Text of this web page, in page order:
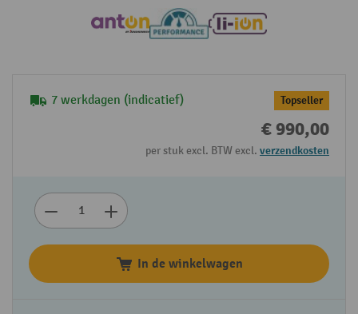
7 werkdagen (indicatief) Topseller
€ 990,00
per stuk excl. BTW excl. verzendkosten
In de winkelwagen